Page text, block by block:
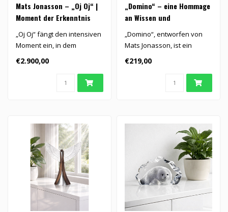
Mats Jonasson – „Oj Oj“ |
Moment der Erkenntnis
„Oj Oj“ fängt den intensiven
Moment ein, in dem
Verwunderung zu
Bewusstsein..
€2.900,00
„Domino“ – eine Hommage
an Wissen und
Führungsstärke in Glas
„Domino“, entworfen von
Mats Jonasson, ist ein
kraftvolles Kristallporträt,..
€219,00